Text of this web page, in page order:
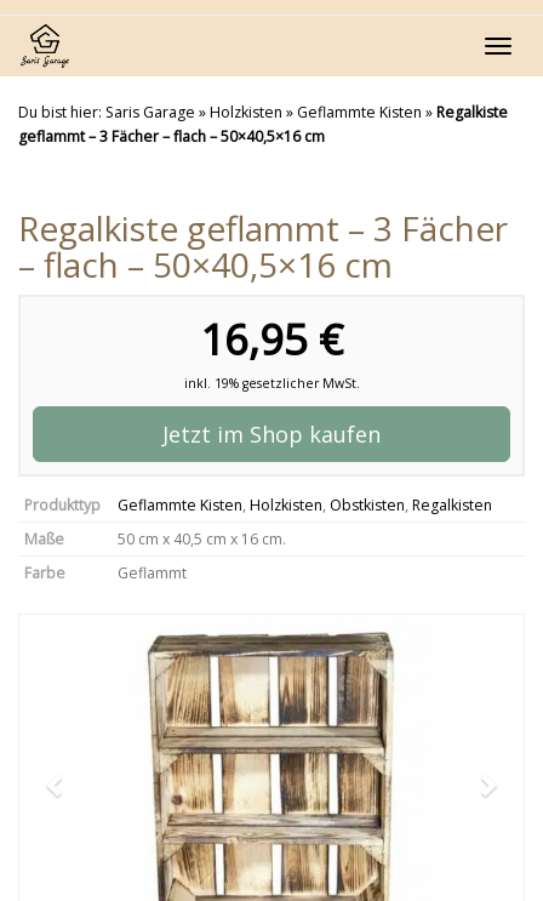
Skip
main
content
Du bist hier: Saris Garage »Holzkisten » Geflammte Kisten »Regalkiste
geflammt – 3 Fächer – flach – 50×40,5×16 cm
Regalkiste geflammt – 3 Fächer
– flach – 50×40,5×16 cm
16,95 €
inkl. 19% gesetzlicher MwSt.
Jetzt im Shop kaufen
Produkttyp Geflammte Kisten, Holzkisten, Obstkisten, Regalkisten
Maße
50 cm x 40,5 cm x 16 cm.
Farbe
Geflammt